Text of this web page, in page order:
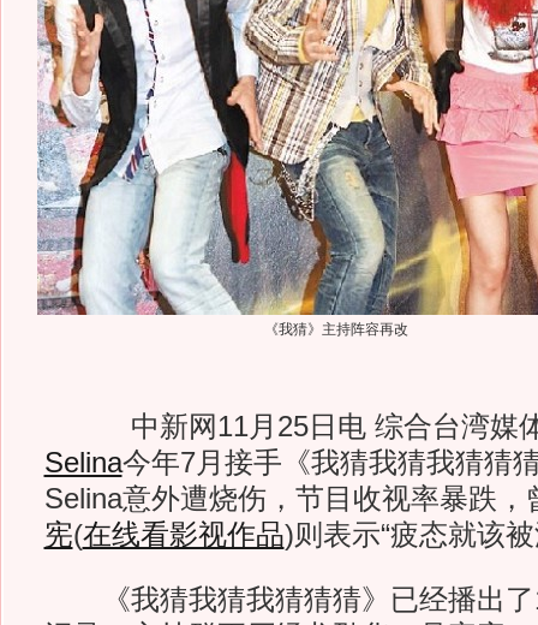
《我猜》主持阵容再改
中新网11月25日电 综合台湾媒
Selina今年7月接手《我猜我猜我猜猜
Selina意外遭烧伤，节目收视率暴跌，
宪(在线看影视作品)则表示“疲态就该
《我猜我猜我猜猜猜》已经播出了